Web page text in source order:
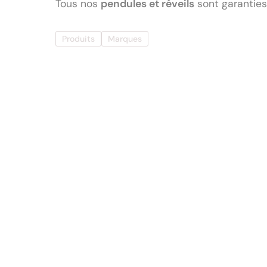
Tous nos pendules et réveils sont
Produits Marques